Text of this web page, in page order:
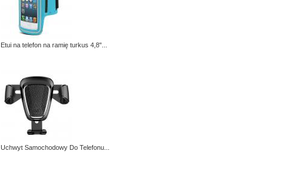
Etui na telefon na ramię turkus 4,8"...
Uchwyt Samochodowy Do Telefonu...